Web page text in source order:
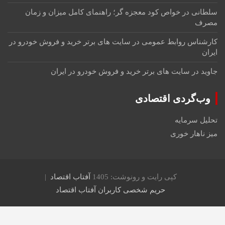
سلطانی در خواص کود معجزه گر؛ راهنمای کامل میزان و زمان
مصرف
کارشناس روابط عمومی در سایت های برتر خرید و فروش خودرو در
ایران
جاویددر سایت های برتر خرید و فروش خودرو در ایران
وب‌گردی اقتصادی
تحلیل سرمایه
میز ناهار خوری
کپی رایت و رونوشت: 1405
آفتاب اقتصاد
حریم شخصی کاربران آفتاب اقتصاد